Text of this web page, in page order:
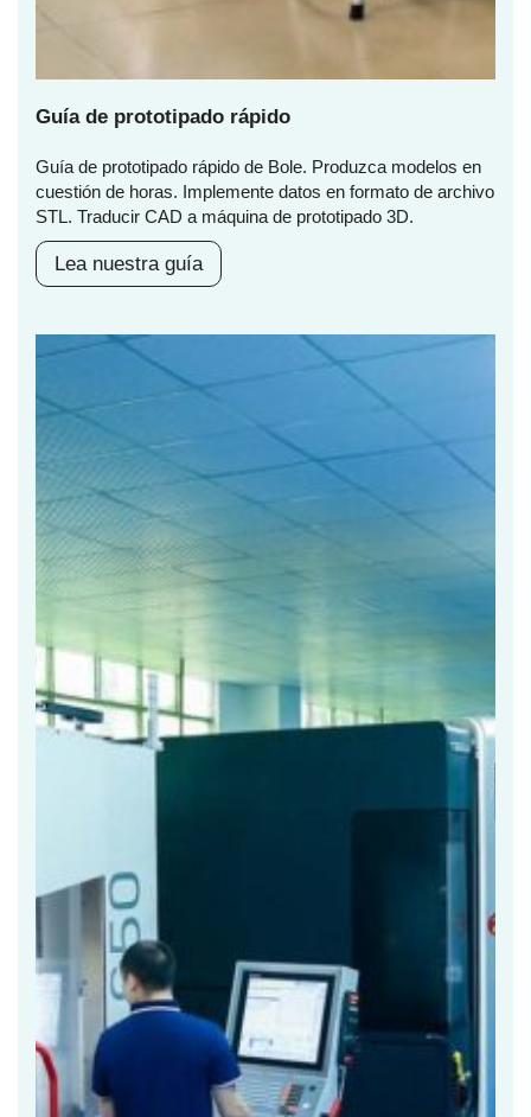
Guía de prototipado rápido
Guía de prototipado rápido de Bole. Produzca modelos en
cuestión de horas. Implemente datos en formato de archivo
STL. Traducir CAD a máquina de prototipado 3D.
Lea nuestra guía